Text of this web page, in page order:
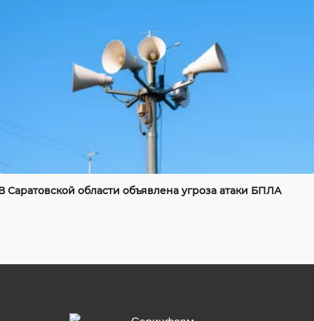
Саратовской области объявлена угроза атаки БПЛА